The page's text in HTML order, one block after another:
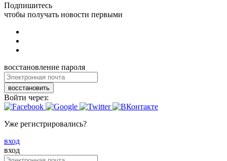
Подпишитесь
чтобы получать новости первыми
восстановление пароля
восстановить
Войти через:
Уже регистрировались?
вход
вход